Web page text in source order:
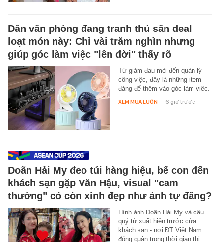
Dân văn phòng đang tranh thủ săn deal
loạt món này: Chỉ vài trăm nghìn nhưng
giúp góc làm việc "lên đời" thấy rõ
Từ giảm đau mỏi đến quản lý
công việc, đây là những item
đáng để thêm vào góc làm việc.
XEM MUA LUÔN - 6 giờ trước
Doãn Hải My đeo túi hàng hiệu, bế con đến
khách sạn gặp Văn Hậu, visual "cam
thường" có còn xinh đẹp như ảnh tự đăng?
Hình ảnh Doãn Hải My và cậu
quý tử xuất hiện trước cửa
khách sạn - nơi ĐT Việt Nam
đóng quân trong thời gian thi…